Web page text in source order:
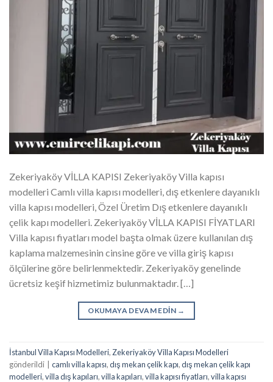
Zekeriyaköy VİLLA KAPISI Zekeriyaköy Villa kapısı
modelleri Camlı villa kapısı modelleri, dış etkenlere dayanıklı
villa kapısı modelleri, Özel Üretim Dış etkenlere dayanıklı
çelik kapı modelleri. Zekeriyaköy VİLLA KAPISI FİYATLARI
Villa kapısı fiyatları model başta olmak üzere kullanılan dış
kaplama malzemesinin cinsine göre ve villa giriş kapısı
ölçülerine göre belirlenmektedir. Zekeriyaköy genelinde
ücretsiz keşif hizmetimiz bulunmaktadır. […]
OKUMAYA DEVAM EDIN →
İstanbul Villa Kapısı Modelleri, Zekeriyaköy Villa Kapısı Modelleri
gönderildi
camlı villa kapısı,dış mekan çelik kapı,dış mekan çelik kapı
modelleri,villa dış kapıları,villa kapıları,villa kapısı fiyatları,villa kapısı